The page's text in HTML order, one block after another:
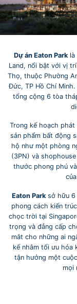
Dự án Eaton Park là
Land, nổi bật với vị
Thọ, thuộc Phường
Đức, TP Hồ Chí
tổng cộng 6 tòa
Trong kế hoạch
sản phẩm bất động
hộ như một phòng
(3PN) và
thước phong phú
Eaton Parksở hữu 6
phong cách kiến
chọc trời tại
trọng và đẳng cấp
mắt cho những ai
kế nhằm tối ưu hóa
tận hưởng một
mọi